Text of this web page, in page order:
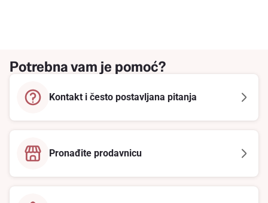
Potrebna vam je pomoć?
Kontakt i često postavljana pitanja
Pronađite prodavnicu